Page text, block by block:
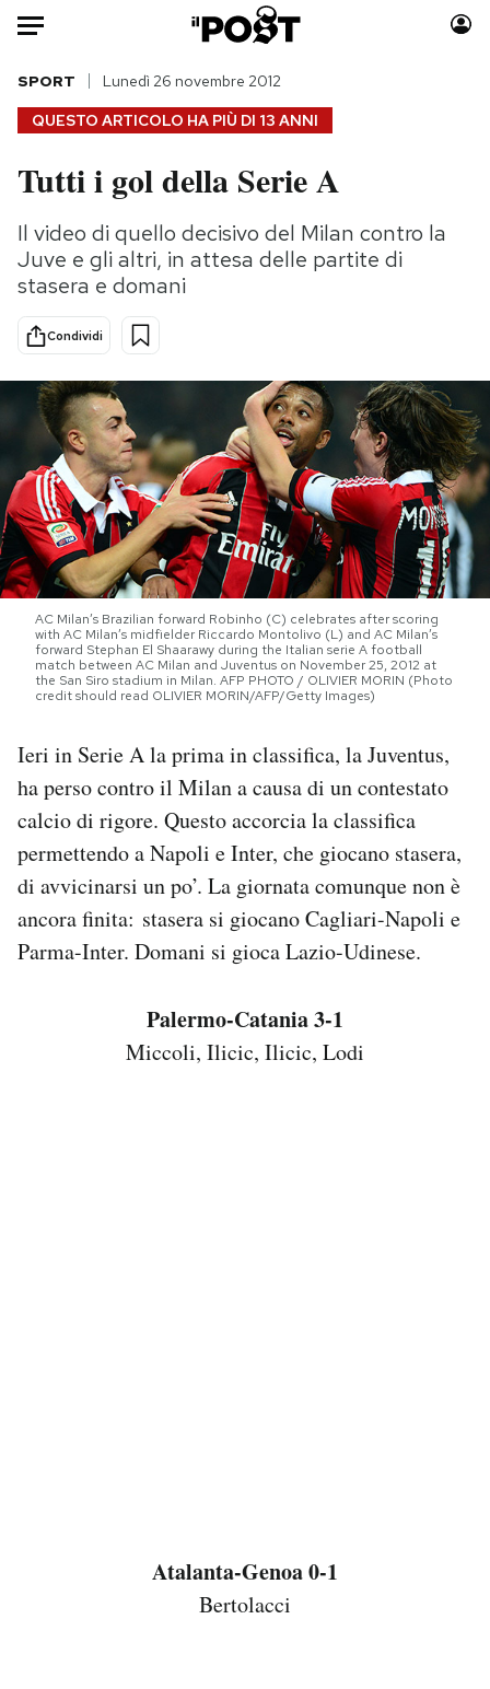
Auto
HOME
Italia
Politica
Tecnologia
Scienza
Economia
Sport
Moda
Consumismi
Storie/Idee
Altrecose
Mondiali calcio 2026
PODCAST
I MIEI PREFERITI
SHOP
CALENDARIO
AREA PERSONALE
Area Personale
Regala il Post
Hai bisogno di aiuto?
QUESTO ARTICOLO HA PIÙ DI 13 ANNI
SPORT Lunedì 26 novembre 2012
Tutti i gol della Serie A
Il video di quello decisivo del Milan contro la
Juve e gli altri, in attesa delle partite di
stasera e domani
Condividi
AC Milan’s Brazilian forward Robinho (C) celebrates after scoring
with AC Milan’s midfielder Riccardo Montolivo (L) and AC Milan’s
forward Stephan El Shaarawy during the Italian serie A football
match between AC Milan and Juventus on November 25, 2012 at
the San Siro stadium in Milan. AFP PHOTO / OLIVIER MORIN (Photo
credit should read OLIVIER MORIN/AFP/Getty Images)
Ieri in Serie A la prima in classifica, la Juventus,
ha perso contro il Milan a causa di un contestato
calcio di rigore. Questo accorcia la classifica
permettendo a Napoli e Inter, che giocano stasera,
di avvicinarsi un po’. La giornata comunque non è
ancora finita: stasera si giocano Cagliari-Napoli e
Parma-Inter. Domani si gioca Lazio-Udinese.
Palermo-Catania 3-1
Miccoli, Ilicic, Ilicic, Lodi
Atalanta-Genoa 0-1
Bertolacci